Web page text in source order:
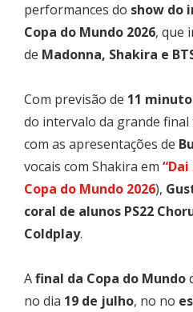
performances do show do
Copa do Mundo 2026, que
de Madonna, Shakira e
Com previsão de 11
do intervalo da grande
com as apresentações de
vocais com Shakira em
Copa do Mundo 2026),
coral de alunos PS22
Coldplay.
Afinal da Copa do Mundo
no dia 19 de julho, no no